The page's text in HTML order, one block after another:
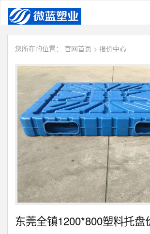
您所在的位置： 官网首页 > 报价中心
东莞全镇1200*800塑料托盘